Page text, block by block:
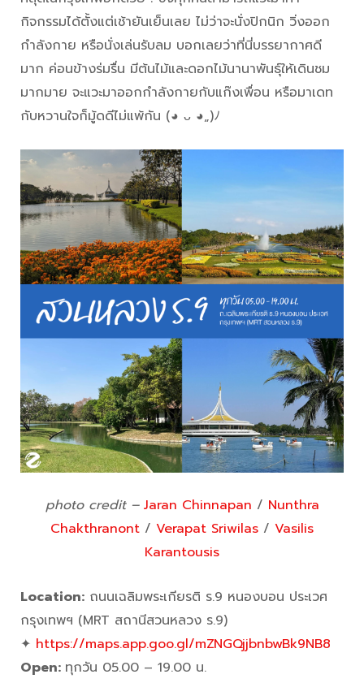
กิจกรรมได้ตั้งแต่เช้ายันเย็นเลย ไม่ว่าจะนั่งปิกนิก วิ่งออก
กำลังกาย หรือนั่งเล่นรับลม บอกเลยว่าที่นี่บรรยากาศดี
มาก ค่อนข้างร่มรื่น มีต้นไม้และดอกไม้นานาพันธุ์ให้เดินชม
มากมาย จะแวะมาออกกำลังกายกับแก๊งเพื่อน หรือมาเดท
กับหวานใจก็มู้ดดีไม่แพ้กัน (◕ ᴗ ◕„)ﾉ
photo credit – Jaran Chinnapan / Nunthra
Chakthranont / Verapat Sriwilas / Vasilis
Karantousis
Location: ถนนเฉลิมพระเกียรติ ร.9 หนองบอน ประเวศ
กรุงเทพฯ (MRT สถานีสวนหลวง ร.9)
✦ https://maps.app.goo.gl/mZNGQjjbnbwBk9NB8
Open: ทุกวัน 05.00 – 19.00 น.